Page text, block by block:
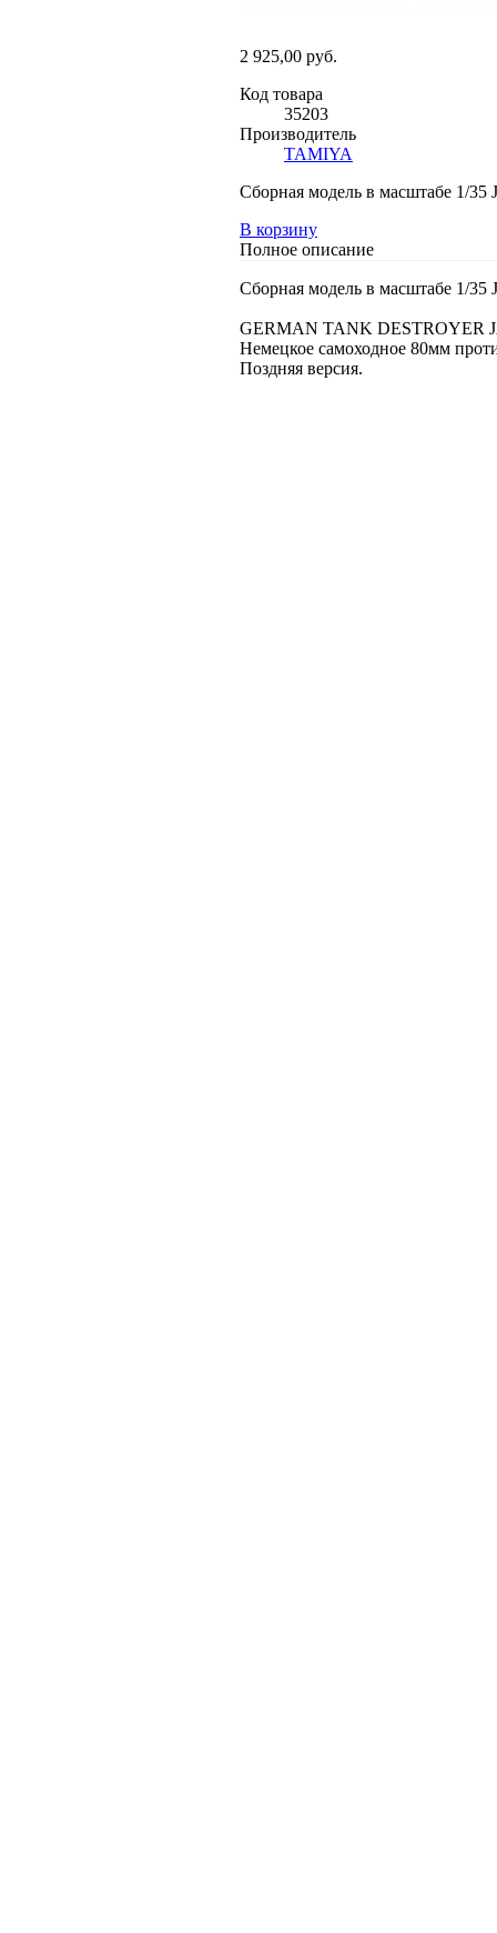
2 925,00 руб.
Код товара
35203
Производитель
TAMIYA
Сборная модель в масштабе 1/
В корзину
Полное описание
Сборная модель в масштабе 1/
GERMAN TANK DESTROYER
Немецкое самоходное 80мм
Поздняя версия.